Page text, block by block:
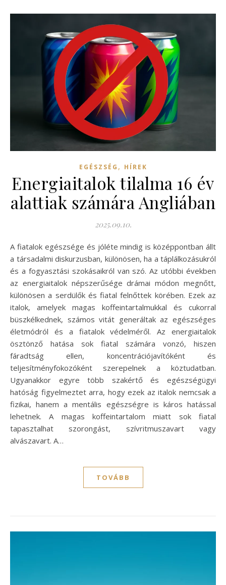
EGÉSZSÉG , HÍREK
Energiaitalok tilalma 16 év
alattiak számára Angliában
2025.09.10.
A fiatalok egészsége és jóléte mindig is középpontban állt
a társadalmi diskurzusban, különösen, ha a táplálkozásukról
és a fogyasztási szokásaikról van szó. Az utóbbi években
az energiaitalok népszerűsége drámai módon megnőtt,
különösen a serdülők és fiatal felnőttek körében. Ezek az
italok, amelyek magas koffeintartalmukkal és cukorral
büszkélkednek, számos vitát generáltak az egészséges
életmódról és a fiatalok védelméről. Az energiaitalok
ösztönző hatása sok fiatal számára vonzó, hiszen
fáradtság ellen, koncentrációjavítóként és
teljesítményfokozóként szerepelnek a köztudatban.
Ugyanakkor egyre több szakértő és egészségügyi
hatóság figyelmeztet arra, hogy ezek az italok nemcsak a
fizikai, hanem a mentális egészségre is káros hatással
lehetnek. A magas koffeintartalom miatt sok fiatal
tapasztalhat szorongást, szívritmuszavart vagy
alvászavart. A…
TOVÁBB